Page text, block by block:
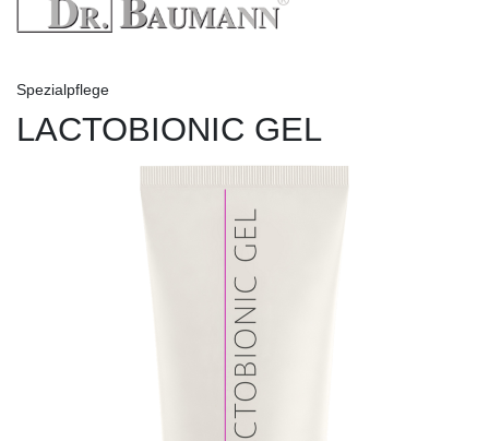
Spezialpflege
LACTOBIONIC GEL